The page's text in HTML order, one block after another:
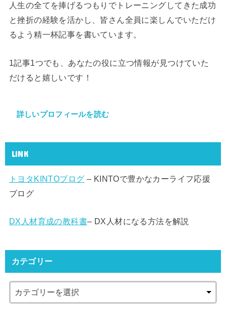
人生の全てを捧げるつもりでトレーニングしてきた成功
と挫折の経験を活かし、皆さん全員に楽しんでいただけ
るよう精一杯記事を書いています。
1記事1つでも、あなたの役に立つ情報が見つけていた
だけると嬉しいです！
詳しいプロフィールを読む
LINK
トヨタKINTOブログ – KINTOで豊かなカーライフ応援
ブログ
DX人材育成の教科書– DX人材になる方法を解説
カテゴリー